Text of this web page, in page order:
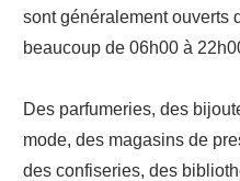
sont généralement ouverts
beaucoup de 06h00 à
Des parfumeries, des
mode, des magasins de
des confiseries, des